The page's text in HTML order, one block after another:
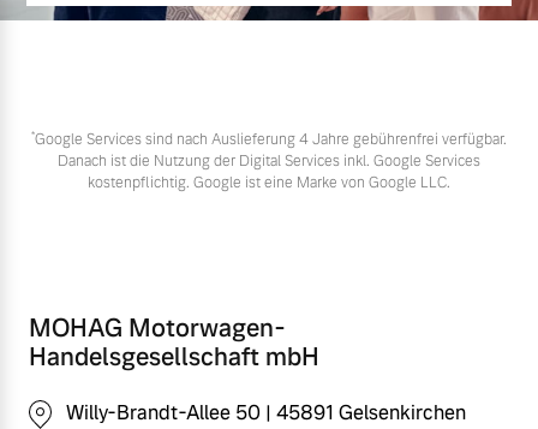
*Google Services sind nach Auslieferung 4 Jahre gebührenfrei verfügbar.
Danach ist die Nutzung der Digital Services inkl. Google Services
kostenpflichtig. Google ist eine Marke von Google LLC.
MOHAG Motorwagen-
Handelsgesellschaft mbH
Willy-Brandt-Allee 50 | 45891 Gelsenkirchen